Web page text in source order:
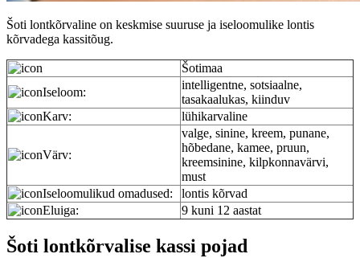
Šoti lontkõrvaline on keskmise suuruse ja iseloomulike lontis
kõrvadega kassitõug.
Šotimaa
Iseloom:
intelligentne, sotsiaalne,
tasakaalukas, kiinduv
Karv:
lühikarvaline
Värv:
valge, sinine, kreem, punane,
hõbedane, kamee, pruun,
kreemsinine, kilpkonnavärvi,
must
Iseloomulikud omadused:
lontis kõrvad
Eluiga:
9 kuni 12 aastat
Šoti lontkõrvalise kassi pojad